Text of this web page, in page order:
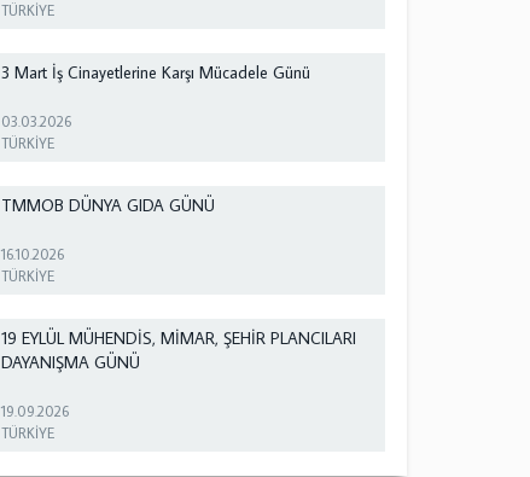
TÜRKİYE
3 Mart İş Cinayetlerine Karşı Mücadele Günü
03.03.2026
TÜRKİYE
TMMOB DÜNYA GIDA GÜNÜ
16.10.2026
TÜRKİYE
19 EYLÜL MÜHENDİS, MİMAR, ŞEHİR PLANCILARI
DAYANIŞMA GÜNÜ
19.09.2026
TÜRKİYE